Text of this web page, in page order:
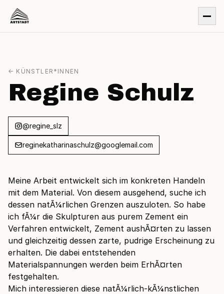
← KÜNSTLER*INNEN
Regine Schulz
@regine_slz
reginekatharinaschulz@googlemail.com
Meine Arbeit entwickelt sich im konkreten Handeln
mit dem Material. Von diesem ausgehend, suche ich
dessen natÃ¼rlichen Grenzen auszuloten. So habe
ich fÃ¼r die Skulpturen aus purem Zement ein
Verfahren entwickelt, Zement aushÃ¤rten zu lassen
und gleichzeitig dessen zarte, pudrige Erscheinung zu
erhalten. Die dabei entstehenden
Materialspannungen werden beim ErhÃ¤rten
festgehalten.
Mich interessieren diese natÃ¼rlich-kÃ¼nstlichen